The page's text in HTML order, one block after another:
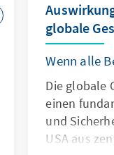
globale
Wenn alle
Die globale
einen
und
USA aus